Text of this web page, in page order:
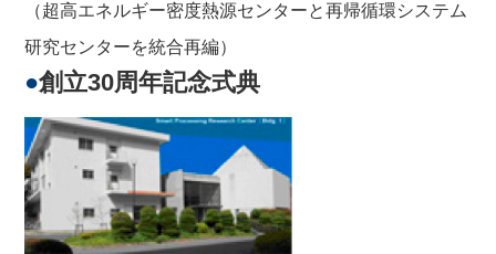
（超高エネルギー密度熱源センターと再帰循環システム
研究センターを統合再編）
●創立30周年記念式典